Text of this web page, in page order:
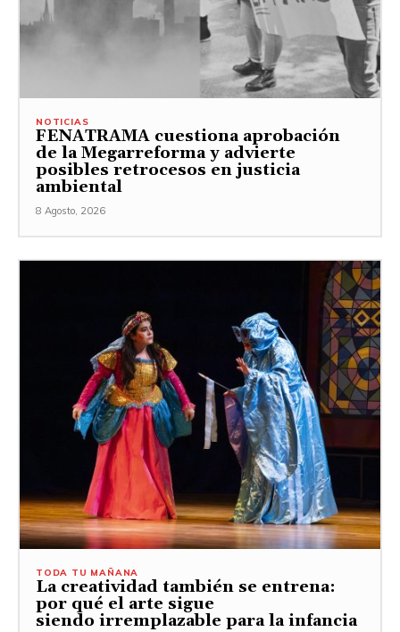
NOTICIAS
FENATRAMA cuestiona aprobación
de la Megarreforma y advierte
posibles retrocesos en justicia
ambiental
8 Agosto, 2026
TODA TU MAÑANA
La creatividad también se entrena:
por qué el arte sigue
siendo irremplazable para la infancia